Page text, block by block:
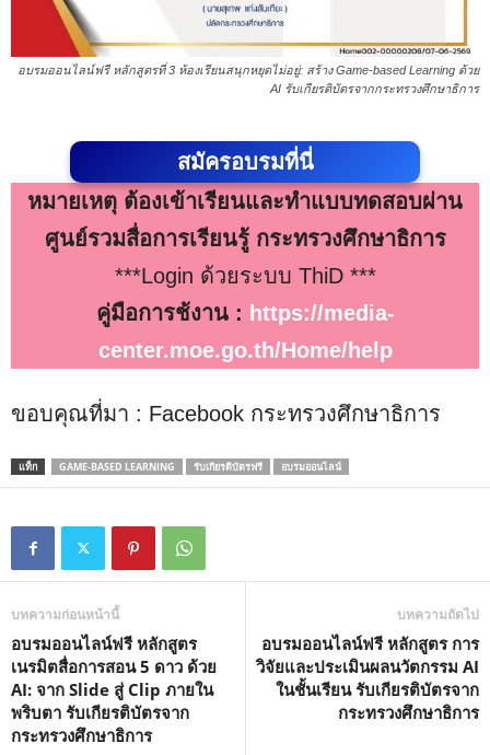
อบรมออนไลน์ฟรี หลักสูตรที่ 3 ห้องเรียนสนุกหยุดไม่อยู่: สร้าง Game-based Learning ด้วย
AI รับเกียรติบัตรจากกระทรวงศึกษาธิการ
สมัครอบรมที่นี่
หมายเหตุ ต้องเข้าเรียนและทำแบบทดสอบผ่าน
ศูนย์รวมสื่อการเรียนรู้ กระทรวงศึกษาธิการ
***Login ด้วยระบบ ThiD ***
คู่มือการช้งาน : https://media-
center.moe.go.th/Home/help
ขอบคุณที่มา : Facebook กระทรวงศึกษาธิการ
แท็ก GAME-BASED LEARNING รับเกียรติบัตรฟรี อบรมออนไลน์
บทความก่อนหน้านี้
อบรมออนไลน์ฟรี หลักสูตร
เนรมิตสื่อการสอน 5 ดาว ด้วย
AI: จาก Slide สู่ Clip ภายใน
พริบตา รับเกียรติบัตรจาก
กระทรวงศึกษาธิการ
บทความถัดไป
อบรมออนไลน์ฟรี หลักสูตร การ
วิจัยและประเมินผลนวัตกรรม AI
ในชั้นเรียน รับเกียรติบัตรจาก
กระทรวงศึกษาธิการ